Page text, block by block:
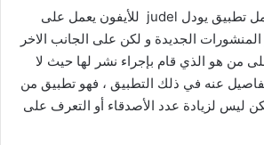
يعمل تطبيق يودل judel للأيفون يعمل على
الجديدة و لكن على الجانب الاخر
من هو الذي قام بإجراء نشر لها حيث لا
عنه في ذلك التطبيق ، فهو تطبيق من
ليس لزيادة عدد الأصدقاء أو التعرف على